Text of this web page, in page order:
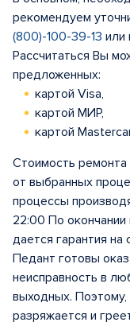
рекомендуем
(800)-100-39-13 или
Рассчитаться Вы
предложенных:
картой Visa,
картой МИР,
картой
Стоимость ремонта
от выбранных
процессы
22:00 По
дается гарантия
Педант готовы
неисправность в
выходных. Поэтому,
разряжается и